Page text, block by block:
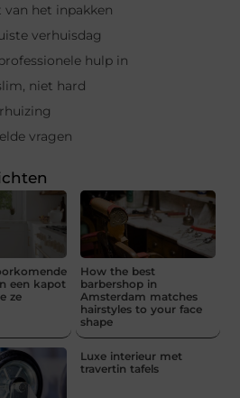
van het inpakken
verhuisdag
hulp in
niet hard
vragen
een kapot
ze
How the best
barbershop in
Amsterdam matches
hairstyles to your face
shape
Luxe interieur met
travertin tafels